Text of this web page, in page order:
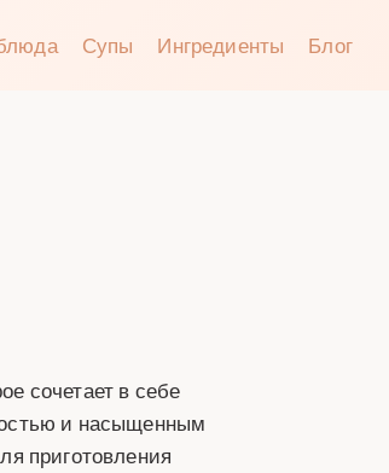
Супы Ингредиенты Блог
сочетает в себе
и насыщенным
приготовления